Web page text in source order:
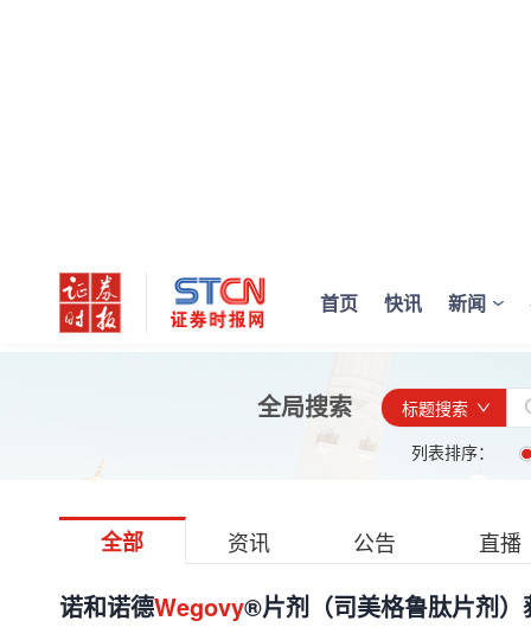
首页 快讯 新闻
全局搜索
标题搜索
列表排序：
全部 资讯 公告 直播
诺和诺德Wegovy®片剂（司美格鲁肽片剂）